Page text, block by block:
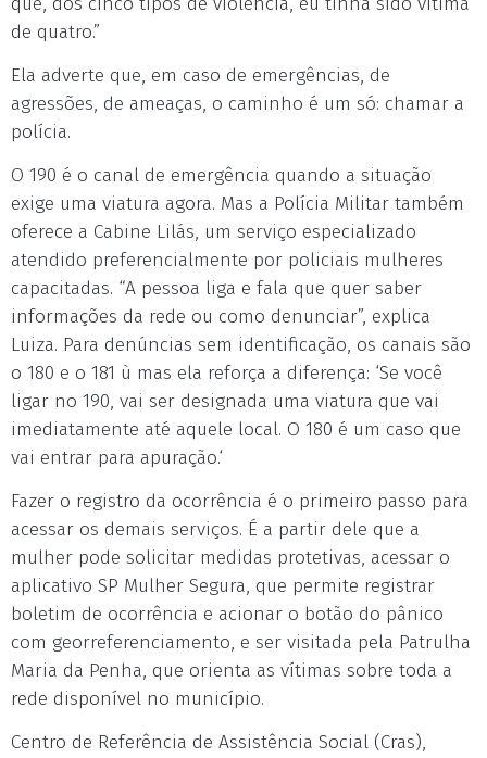
de quatro.”
Ela adverte que, em caso de emergências, de
agressões, de ameaças, o caminho é um só: chamar a
polícia.
O 190 é o canal de emergência quando a situação
exige uma viatura agora. Mas a Polícia Militar também
oferece a Cabine Lilás, um serviço especializado
atendido preferencialmente por policiais mulheres
capacitadas. “A pessoa liga e fala que quer saber
informações da rede ou como denunciar”, explica
Luiza. Para denúncias sem identificação, os canais são
o 180 e o 181 ù mas ela reforça a diferença: ‘Se você
ligar no 190, vai ser designada uma viatura que vai
imediatamente até aquele local. O 180 é um caso que
vai entrar para apuração.‘
Fazer o registro da ocorrência é o primeiro passo para
acessar os demais serviços. É a partir dele que a
mulher pode solicitar medidas protetivas, acessar o
aplicativo SP Mulher Segura, que permite registrar
boletim de ocorrência e acionar o botão do pânico
com georreferenciamento, e ser visitada pela Patrulha
Maria da Penha, que orienta as vítimas sobre toda a
rede disponível no município.
Centro de Referência de Assistência Social (Cras),